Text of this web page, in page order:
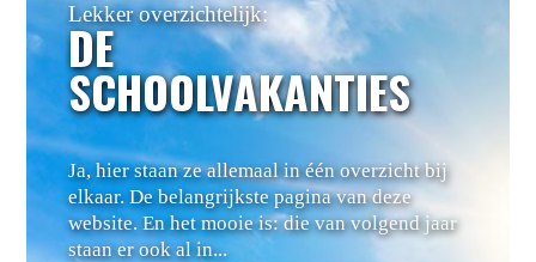
Lekker overzichtelijk:
DE
SCHOOLVAKANTIES
Ja, hier staan ze allemaal in één overzicht bij
elkaar. De belangrijkste pagina van deze
website. En het mooie is: die van volgend jaar
staan er ook al in...